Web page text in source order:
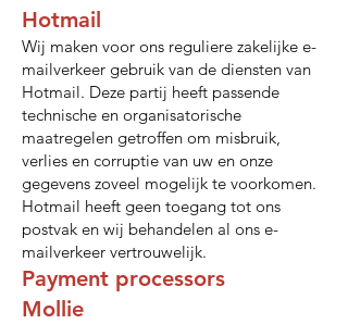
Hotmail
Wij maken voor ons reguliere zakelijke e-
mailverkeer gebruik van de diensten van
Hotmail. Deze partij heeft passende
technische en organisatorische
maatregelen getroffen om misbruik,
verlies en corruptie van uw en onze
gegevens zoveel mogelijk te voorkomen.
Hotmail heeft geen toegang tot ons
postvak en wij behandelen al ons e­
mailverkeer vertrouwelijk.
Payment processors
Mollie